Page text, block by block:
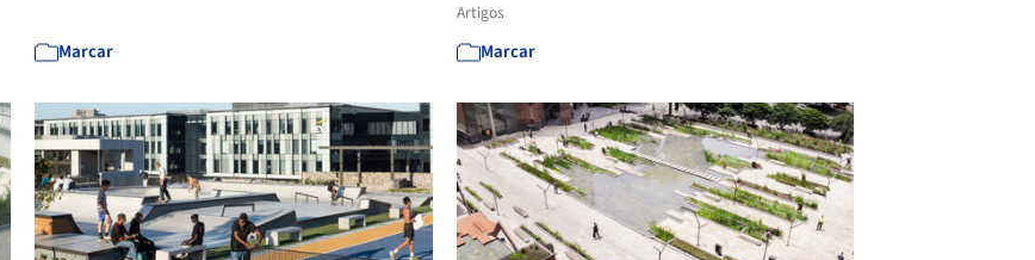
Marcar
Artigos
Marcar